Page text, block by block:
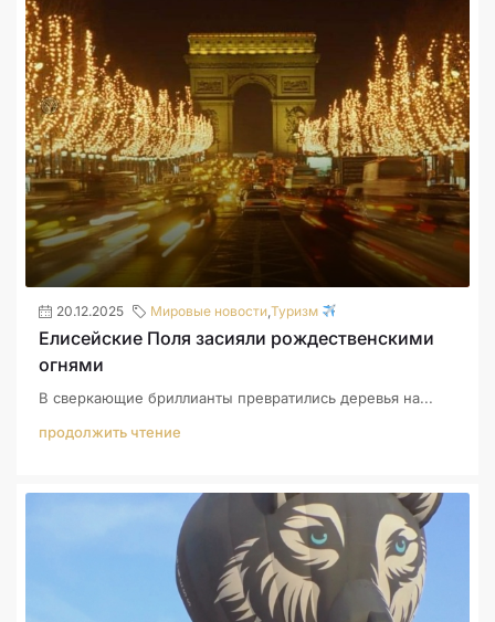
20.12.2025 Мировые новости Туризм
Елисейские Поля засияли рождественскими
огнями
В сверкающие бриллианты превратились деревья на...
продолжить чтение